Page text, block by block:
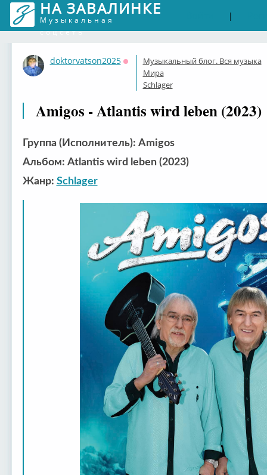
НА ЗАВАЛИНКЕ
Музыкальная
соцсеть
|
doktorvatson2025
Оффлайн
Музыкальный блог. Вся музыка
Мира
Schlager
Amigos - Atlantis wird leben (2023)
Группа (Исполнитель): Amigos
Альбом: Atlantis wird leben (2023)
Жанр: Schlager